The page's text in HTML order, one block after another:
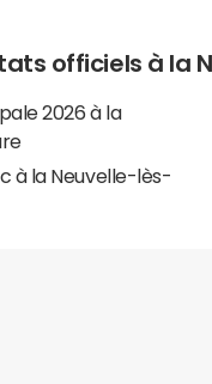
officiels à la
2026 à la
à la Neuvelle-lès-